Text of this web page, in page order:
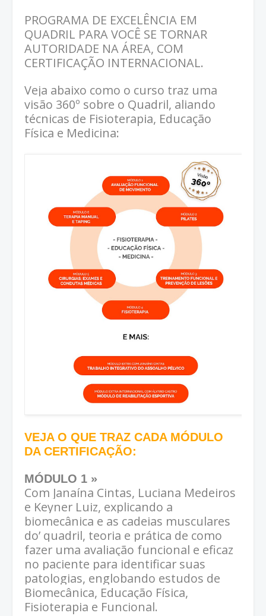
PROGRAMA DE EXCELÊNCIA EM
QUADRIL PARA VOCÊ SE TORNAR
AUTORIDADE NA ÁREA, COM
CERTIFICAÇÃO INTERNACIONAL.
Veja abaixo como o curso traz uma
visão 360º sobre o Quadril, aliando
técnicas de Fisioterapia, Educação
Física e Medicina:
VEJA O QUE TRAZ CADA MÓDULO
DA CERTIFICAÇÃO:
MÓDULO 1 »
Com Janaína Cintas, Luciana Medeiros
e Keyner Luiz, explicando a
biomecânica e as cadeias musculares
do’ quadril, teoria e prática de como
fazer uma avaliação funcional e eficaz
no paciente para identificar suas
patologias, englobando estudos de
Biomecânica, Educação Física,
Fisioterapia e Funcional.